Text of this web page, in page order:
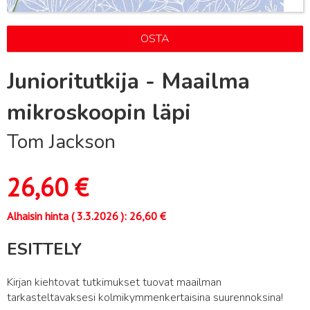
OSTA
Junioritutkija - Maailma
mikroskoopin läpi
Tom Jackson
26,60€
Alhaisin hinta (3.3.2026): 26,60 €
ESITTELY
Kirjan kiehtovat tutkimukset tuovat maailman
tarkasteltavaksesi kolmikymmenkertaisina suurennoksina!